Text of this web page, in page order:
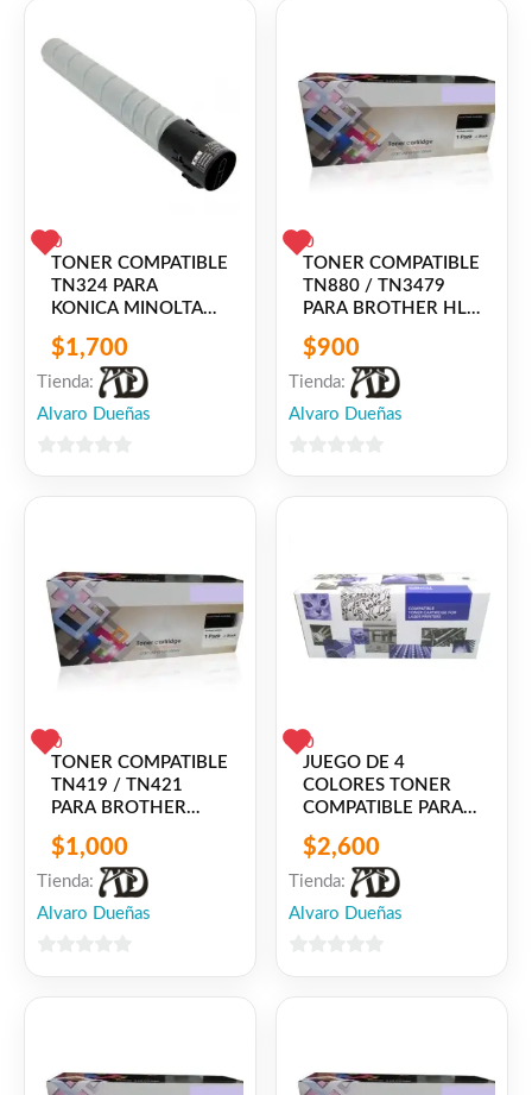
0
TONER COMPATIBLE
TN324 PARA
KONICA MINOLTA
C368 KM308
$1,700
Tienda:
Alvaro Dueñas
0
TONER COMPATIBLE
TN880 / TN3479
PARA BROTHER HL-
L5100DN, HL-
L5200DW, HL-
L5200DWT, HL-
L6200DW, HL-
L5600DN / DCP-
L5650DN / DCP-
L6600DN
$900
Tienda:
Alvaro Dueñas
0
TONER COMPATIBLE
TN419 / TN421
PARA BROTHER
DCP-L8410CDN, HL-
L8260CDW, HL-
L8360CDW, MFC-
L8690CDW, MFC-
L8900CDW / MFC-
$1,000
Tienda:
Alvaro Dueñas
0
JUEGO DE 4
COLORES TONER
COMPATIBLE PARA
XEROX PHASER
6020 6022
WORKCENTRE 6027
$2,600
Tienda:
Alvaro Dueñas